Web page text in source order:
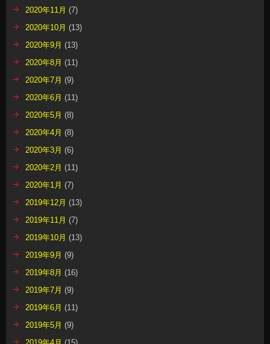
2020年11月 (7)
2020年10月 (13)
2020年9月 (13)
2020年8月 (11)
2020年7月 (9)
2020年6月 (11)
2020年5月 (8)
2020年4月 (8)
2020年3月 (6)
2020年2月 (11)
2020年1月 (7)
2019年12月 (13)
2019年11月 (7)
2019年10月 (13)
2019年9月 (9)
2019年8月 (16)
2019年7月 (9)
2019年6月 (11)
2019年5月 (9)